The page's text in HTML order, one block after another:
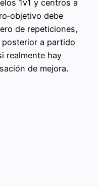
1v1 y centros a
debe
de repeticiones,
a partido
realmente hay
de mejora.